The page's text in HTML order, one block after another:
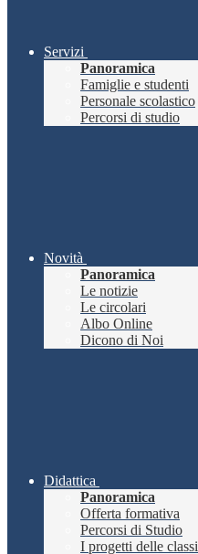
Servizi
Panoramica
Famiglie e studenti
Personale scolastico
Percorsi di studio
Novità
Panoramica
Le notizie
Le circolari
Albo Online
Dicono di Noi
Didattica
Panoramica
Offerta formativa
Percorsi di Studio
I progetti delle classi